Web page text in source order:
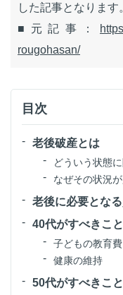
した記事となります
■元記事：
rougohasan/
目次
老後破産とは
どういう状態
なぜその状況
老後に必要とな
40代がすべきこと
子どもの教育
健康の維持
50代がすべきこと